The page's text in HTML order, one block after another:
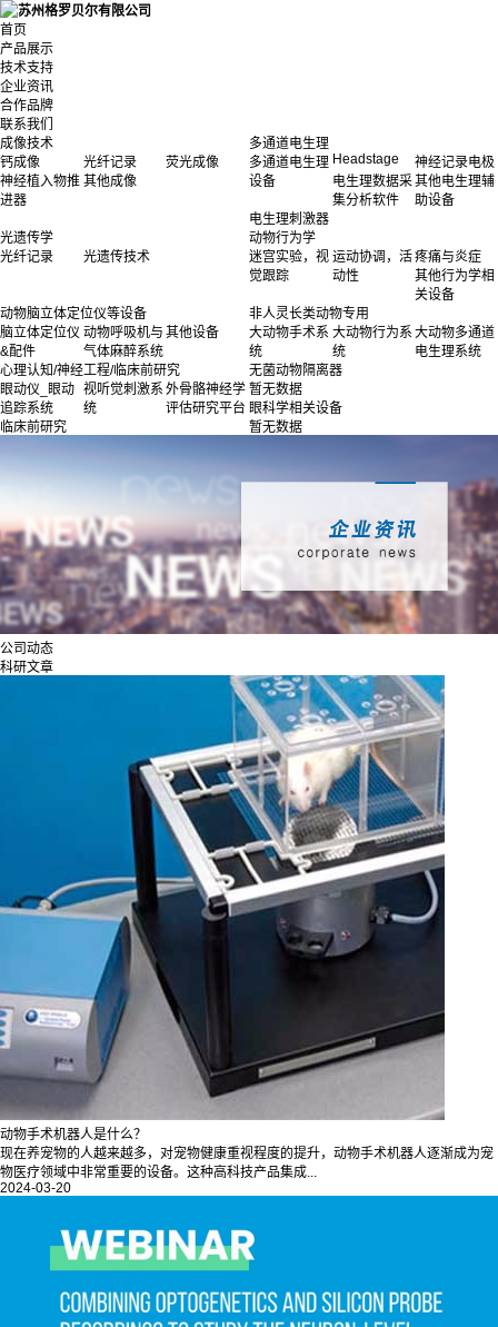
首页
产品展示
技术支持
企业资讯
合作品牌
联系我们
成像技术
钙成像
光纤记录
荧光成像
神经植入物推
进器
其他成像
多通道电生理
多通道电生理
设备
Headstage
神经记录电极
电生理数据采
集分析软件
其他电生理辅
助设备
电生理刺激器
光遗传学
光纤记录
光遗传技术
动物行为学
迷宫实验，视
觉跟踪
运动协调，活
动性
疼痛与炎症
其他行为学相
关设备
动物脑立体定位仪等设备
脑立体定位仪
&配件
动物呼吸机与
气体麻醉系统
其他设备
非人灵长类动物专用
大动物手术系
统
大动物行为系
统
大动物多通道
电生理系统
心理认知/神经工程/临床前研究
眼动仪_眼动
追踪系统
视听觉刺激系
统
外骨骼神经学
评估研究平台
临床前研究
无菌动物隔离器
暂无数据
眼科学相关设备
暂无数据
公司动态
科研文章
动物手术机器人是什么？
现在养宠物的人越来越多，对宠物健康重视程度的提升，动物手术机器人逐渐成为宠
物医疗领域中非常重要的设备。这种高科技产品集成...
2024-03-20